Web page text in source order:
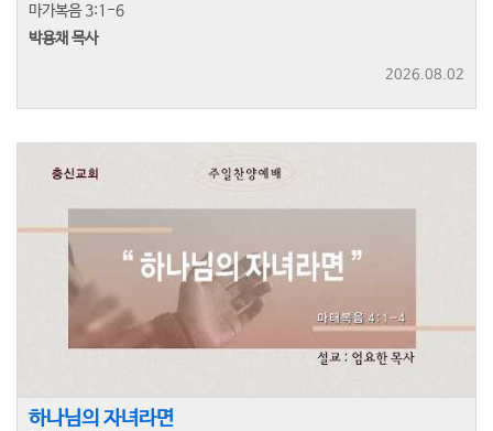
마가복음 3:1-6
박용채 목사
2026.08.02
하나님의 자녀라면